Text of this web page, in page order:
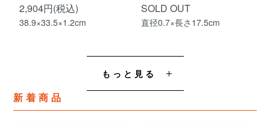
2,904円(税込)
38.9×33.5×1.2cm
SOLD OUT
直径0.7×長さ17.5cm
もっと見る
新着商品